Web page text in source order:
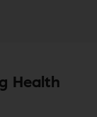
Health